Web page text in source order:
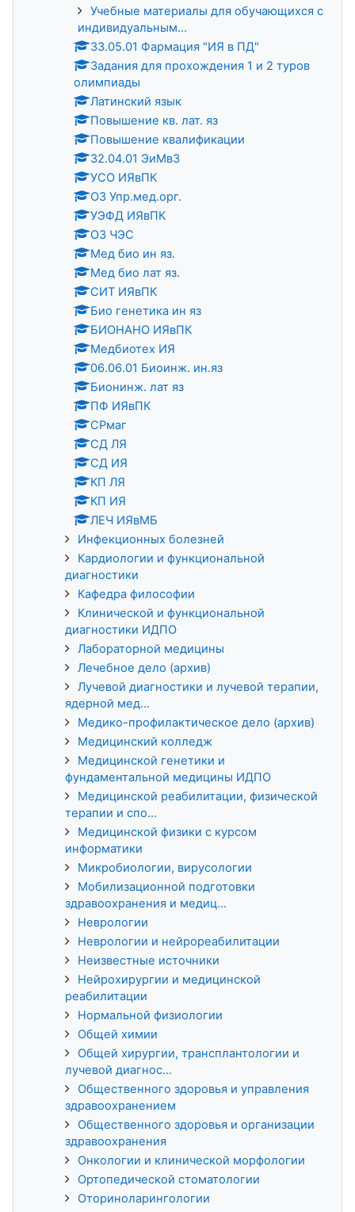
Учебные материалы для обучающихся с
индивидуальным...
33.05.01 Фармация "ИЯ в ПД"
Задания для прохождения 1 и 2 туров
олимпиады
Латинский язык
Повышение кв. лат. яз
Повышение квалификации
32.04.01 ЭиМвЗ
УСО ИЯвПК
ОЗ Упр.мед.орг.
УЭФД ИЯвПК
ОЗ ЧЭС
Мед био ин яз.
Мед био лат яз.
СИТ ИЯвПК
Био генетика ин яз
БИОНАНО ИЯвПК
Медбиотех ИЯ
06.06.01 Биоинж. ин.яз
Бионинж. лат яз
ПФ ИЯвПК
СРмаг
СД ЛЯ
СД ИЯ
КП ЛЯ
КП ИЯ
ЛЕЧ ИЯвМБ
Инфекционных болезней
Кардиологии и функциональной
диагностики
Кафедра философии
Клинической и функциональной
диагностики ИДПО
Лабораторной медицины
Лечебное дело (архив)
Лучевой диагностики и лучевой терапии,
ядерной мед...
Медико-профилактическое дело (архив)
Медицинский колледж
Медицинской генетики и
фундаментальной медицины ИДПО
Медицинской реабилитации, физической
терапии и спо...
Медицинской физики с курсом
информатики
Микробиологии, вирусологии
Мобилизационной подготовки
здравоохранения и медиц...
Неврологии
Неврологии и нейрореабилитации
Неизвестные источники
Нейрохирургии и медицинской
реабилитации
Нормальной физиологии
Общей химии
Общей хирургии, трансплантологии и
лучевой диагнос...
Общественного здоровья и управления
здравоохранением
Общественного здоровья и организации
здравоохранения
Онкологии и клинической морфологии
Ортопедической стоматологии
Оториноларингологии